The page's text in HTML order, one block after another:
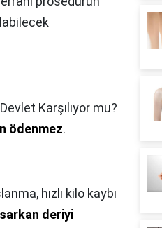
Karşılıyor mu?
ödenmez.
hızlı kilo kaybı
sarkan deriyi